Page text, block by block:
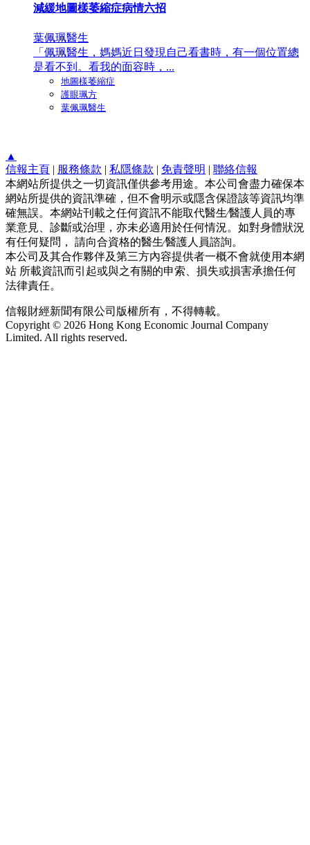
減緩地圖樣萎縮症病情六招
葉佩珮醫生
「佩珮醫生，媽媽近日發現自己看書時，有一個位置總
是看不到。看我的面容時，...
地圖樣萎縮症
護眼珮方
葉佩珮醫生
▲
信報主頁 | 服務條款 | 私隱條款 | 免責聲明 | 聯絡信報
本網站所提供之一切資訊僅供參考用途。本公司會盡力確保本
網站所提供的資訊準確，但不會明示或隱含保證該等資訊均準
確無誤。本網站刊載之任何資訊不能取代醫生∕醫護人員的專
業意見、診斷或治理，亦未必適用於任何情況。如對身體狀況
有任何疑問， 請向合資格的醫生∕醫護人員諮詢。
本公司及其合作夥伴及第三方內容提供者一概不會就使用本網
站 所載資訊而引起或與之有關的申索、損失或損害承擔任何
法律責任。
信報財經新聞有限公司版權所有，不得轉載。
Copyright © 2026 Hong Kong Economic Journal Company
Limited. All rights reserved.